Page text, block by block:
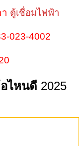
ตู้เชื่อมไฟฟ้า
023-4002
ไหนดี 2025